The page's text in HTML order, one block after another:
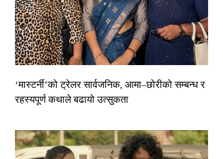
‘मास्टर्नी’को ट्रेलर सार्वजनिक, आमा–छोरीको सम्बन्ध र
रहस्यपूर्ण कथाले बढायो उत्सुकता